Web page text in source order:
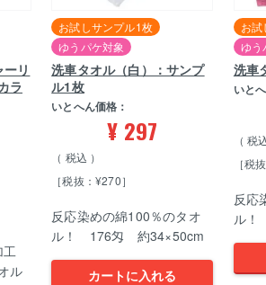
リ
ラ
ル
お試しサンプル1枚
ゆうパケ対象
洗車タオル（白）：サンプ
ル1枚
いとへん価格：
¥ 297
税込
［税抜：¥270］
反応染めの綿100％のタオ
ル！ 176匁 約34×50cm
カートに入れる
お
ゆう
洗車
いと
税
［税
反応
ル